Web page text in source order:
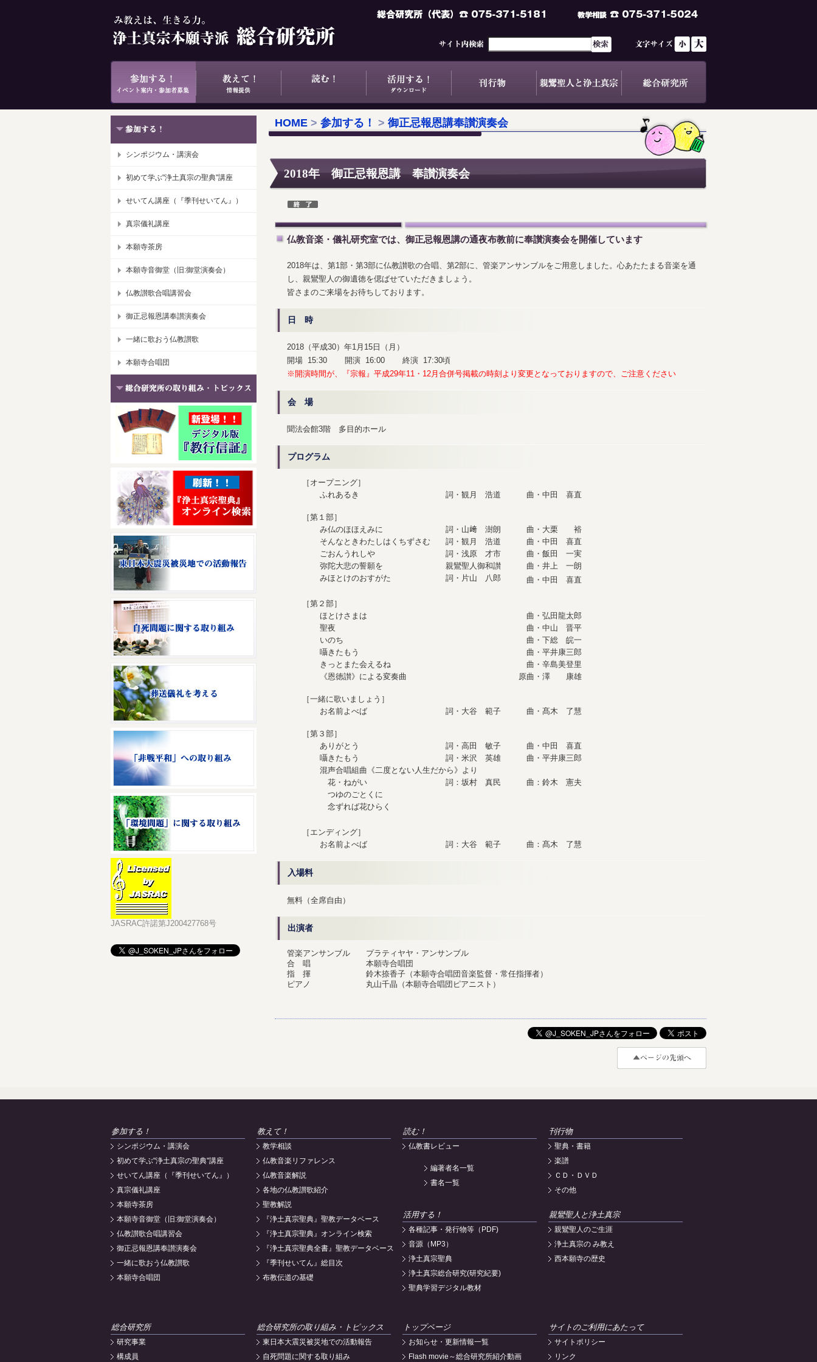
シンポジウム・講演会
初めて学ぶ"浄土真宗の聖典"講座
せいてん講座（『季刊せいてん』）
真宗儀礼講座
本願寺茶房
本願寺音御堂（旧:御堂演奏会）
仏教讃歌合唱講習会
御正忌報恩講奉讃演奏会
一緒に歌おう仏教讃歌
本願寺合唱団
JASRAC許諾第J200427768号
HOME > 参加する！ > 御正忌報恩講奉讃演奏会
2018年 御正忌報恩講 奉讃演奏会
仏教音楽・儀礼研究室では、御正忌報恩講の通夜布教前に奉讃演奏会を開催しています
2018年は、第1部・第3部に仏教讃歌の合唱、第2部に、管楽アンサンブルをご用意しました。心あたたまる音楽を通
し、親鸞聖人の御遺徳を偲ばせていただきましょう。
皆さまのご来場をお待ちしております。
日 時
2018（平成30）年1月15日（月）
開場 15:30 開演 16:00 終演 17:30頃
※開演時間が、『宗報』平成29年11・12月合併号掲載の時刻より変更となっておりますので、ご注意ください
会 場
聞法会館3階 多目的ホール
プログラム
［オープニング］
ふれあるき
詞・観月 浩道 曲・中田 喜直
［第１部］
み仏のほほえみに
詞・山﨑 澍朗
曲・大栗 裕
そんなときわたしはくちずさむ
詞・観月 浩道
曲・中田 喜直
ごおんうれしや
詞・浅原 才市
曲・飯田 一実
弥陀大悲の誓願を
親鸞聖人御和讃
曲・井上 一朗
みほとけのおすがた
詞・片山 八郎 曲・中田 喜直
［第２部］
ほとけさまは
曲・弘田龍太郎
聖夜
曲・中山 晋平
いのち
曲・下総 皖一
囁きたもう
曲・平井康三郎
きっとまた会えるね
曲・辛島美登里
《恩徳讃》による変奏曲
原曲・澤 康雄
［一緒に歌いましょう］
お名前よべば
詞・大谷 範子 曲・髙木 了慧
［第３部］
ありがとう
詞・高田 敏子
曲・中田 喜直
囁きたもう
詞・米沢 英雄
曲・平井康三郎
混声合唱組曲《二度とない人生だから》より
花・ねがい
詞：坂村 真民
曲：鈴木 憲夫
つゆのごとくに
念ずれば花ひらく
［エンディング］
お名前よべば
詞：大谷 範子 曲：髙木 了慧
入場料
無料（全席自由）
出演者
管楽アンサンブル
プラティヤヤ・アンサンブル
合 唱
本願寺合唱団
指 揮
鈴木捺香子（本願寺合唱団音楽監督・常任指揮者）
ピアノ
丸山千晶（本願寺合唱団ピアニスト）
参加する！
シンポジウム・講演会
初めて学ぶ"浄土真宗の聖典"講座
せいてん講座（『季刊せいてん』）
真宗儀礼講座
本願寺茶房
本願寺音御堂（旧:御堂演奏会）
仏教讃歌合唱講習会
御正忌報恩講奉讃演奏会
一緒に歌おう仏教讃歌
本願寺合唱団
教えて！
教学相談
仏教音楽リファレンス
仏教音楽解説
各地の仏教讃歌紹介
聖教解説
『浄土真宗聖典』聖教データベース
『浄土真宗聖典』オンライン検索
『浄土真宗聖典全書』聖教データベース
『季刊せいてん』総目次
布教伝道の基礎
読む！
仏教書レビュー
編著者名一覧
書名一覧
活用する！
各種記事・発行物等（PDF)
音源（MP3）
浄土真宗聖典
浄土真宗総合研究(研究紀要)
聖典学習デジタル教材
刊行物
聖典・書籍
楽譜
ＣＤ・ＤＶＤ
その他
親鸞聖人と浄土真宗
親鸞聖人のご生涯
浄土真宗の み教え
西本願寺の歴史
総合研究所
研究事業
構成員
総合研究所の取り組み・トピックス
東日本大震災被災地での活動報告
自死問題に関する取り組み
トップページ
お知らせ・更新情報一覧
Flash movie～総合研究所紹介動画
サイトのご利用にあたって
サイトポリシー
リンク